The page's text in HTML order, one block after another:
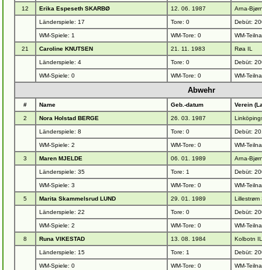
12 Erika Espeseth SKARBØ 12. 06. 1987 Arna-
Länderspiele: 17 Tore: 0 Debüt:
WM-Spiele: 1 WM-Tore: 0 WM-
21 Caroline KNUTSEN 21. 11. 1983 Røa IL
Länderspiele: 4 Tore: 0 Debüt:
WM-Spiele: 0 WM-Tore: 0 WM-
Abwehr
# Name Geb.-datum Verein
2 Nora Holstad BERGE 26. 03. 1987
Länderspiele: 8 Tore: 0 Debüt:
WM-Spiele: 2 WM-Tore: 0 WM-
3 Maren MJELDE 06. 01. 1989 Arna-
Länderspiele: 35 Tore: 1 Debüt:
WM-Spiele: 3 WM-Tore: 0 WM-
5 Marita Skammelsrud LUND 29. 01. 1989 Lillestrøm
Länderspiele: 22 Tore: 0 Debüt:
WM-Spiele: 2 WM-Tore: 0 WM-
8 Runa VIKESTAD 13. 08. 1984 Kolbotn IL
Länderspiele: 15 Tore: 1 Debüt:
WM-Spiele: 0 WM-Tore: 0 WM-